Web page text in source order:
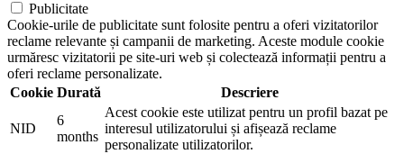
Publicitate
Cookie-urile de publicitate sunt folosite pentru a oferi vizitatorilor
reclame relevante și campanii de marketing. Aceste module cookie
urmăresc vizitatorii pe site-uri web și colectează informații pentru a
oferi reclame personalizate.
Cookie Durată Descriere
NID
6
months
Acest cookie este utilizat pentru un profil bazat pe
interesul utilizatorului și afișează reclame
personalizate utilizatorilor.